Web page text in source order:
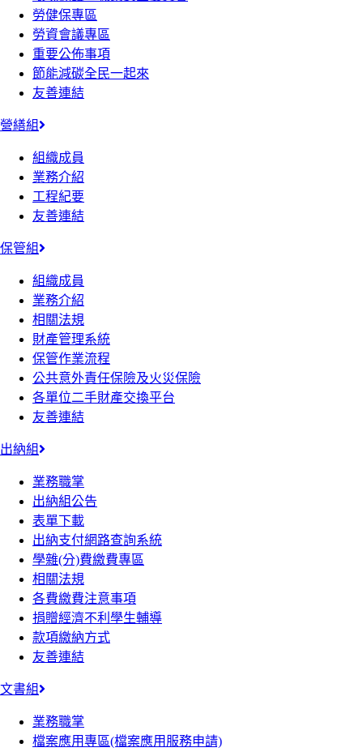
勞健保專區
勞資會議專區
重要公佈事項
節能減碳全民一起來
友善連結
營繕組
組織成員
業務介紹
工程紀要
友善連結
保管組
組織成員
業務介紹
相關法規
財產管理系統
保管作業流程
公共意外責任保險及火災保險
各單位二手財產交換平台
友善連結
出納組
業務職掌
出納組公告
表單下載
出納支付網路查詢系統
學雜(分)費繳費專區
相關法規
各費繳費注意事項
捐贈經濟不利學生輔導
款項繳納方式
友善連結
文書組
業務職掌
檔案應用專區(檔案應用服務申請)